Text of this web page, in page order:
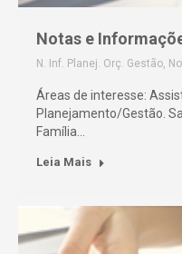
Notas e
N. Inf. Planej. Orç. Gestão,
Áreas de interesse:
Planejamento/Gestão.
Família…
Leia Mais